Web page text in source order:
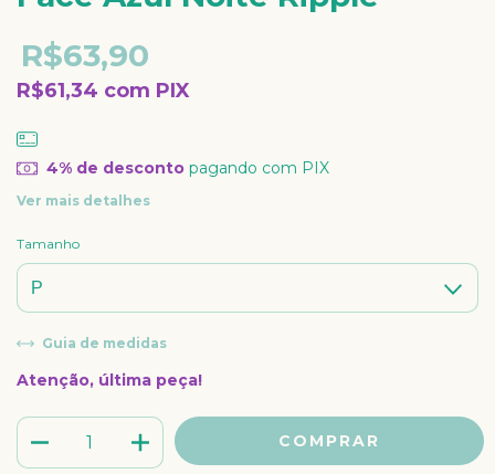
R$63,90
R$61,34 com PIX
4% de descontopagando com PIX
Ver mais detalhes
Tamanho
Guia de medidas
Atenção, última peça!